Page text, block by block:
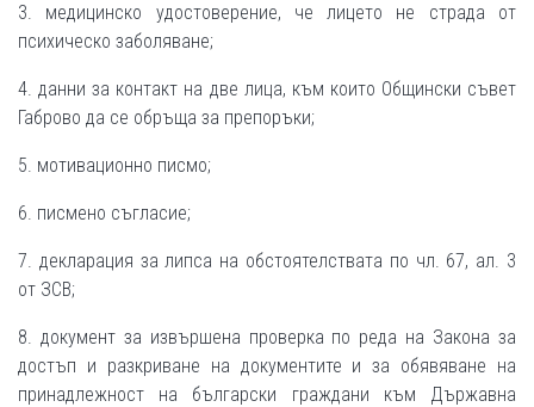
3. медицинско удостоверение, че лицето не страда от
психическо заболяване;
4. данни за контакт на две лица, към които Общински съвет
Габрово да се обръща за препоръки;
5. мотивационно писмо;
6. писмено съгласие;
7. декларация за липса на обстоятелствата по чл. 67, ал. 3
от ЗСВ;
8. документ за извършена проверка по реда на Закона за
достъп и разкриване на документите и за обявяване на
принадлежност на български граждани към Държавна